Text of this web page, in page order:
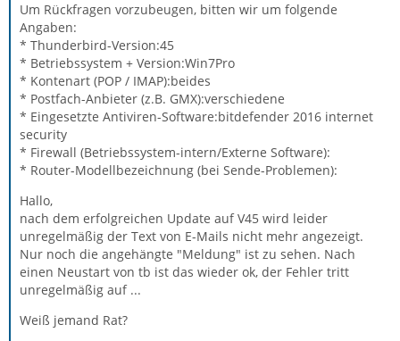
Um Rückfragen vorzubeugen, bitten wir um folgende
Angaben:
* Thunderbird-Version:45
* Betriebssystem + Version:Win7Pro
* Kontenart (POP / IMAP):beides
* Postfach-Anbieter (z.B. GMX):verschiedene
* Eingesetzte Antiviren-Software:bitdefender 2016 internet
security
* Firewall (Betriebssystem-intern/Externe Software):
* Router-Modellbezeichnung (bei Sende-Problemen):
Hallo,
nach dem erfolgreichen Update auf V45 wird leider
unregelmäßig der Text von E-Mails nicht mehr angezeigt.
Nur noch die angehängte "Meldung" ist zu sehen. Nach
einen Neustart von tb ist das wieder ok, der Fehler tritt
unregelmäßig auf ...
Weiß jemand Rat?